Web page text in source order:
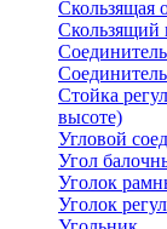
Скользящая
Скользящий
Стойка
высоте)
Угловой
Угол
Уголок
Уголок